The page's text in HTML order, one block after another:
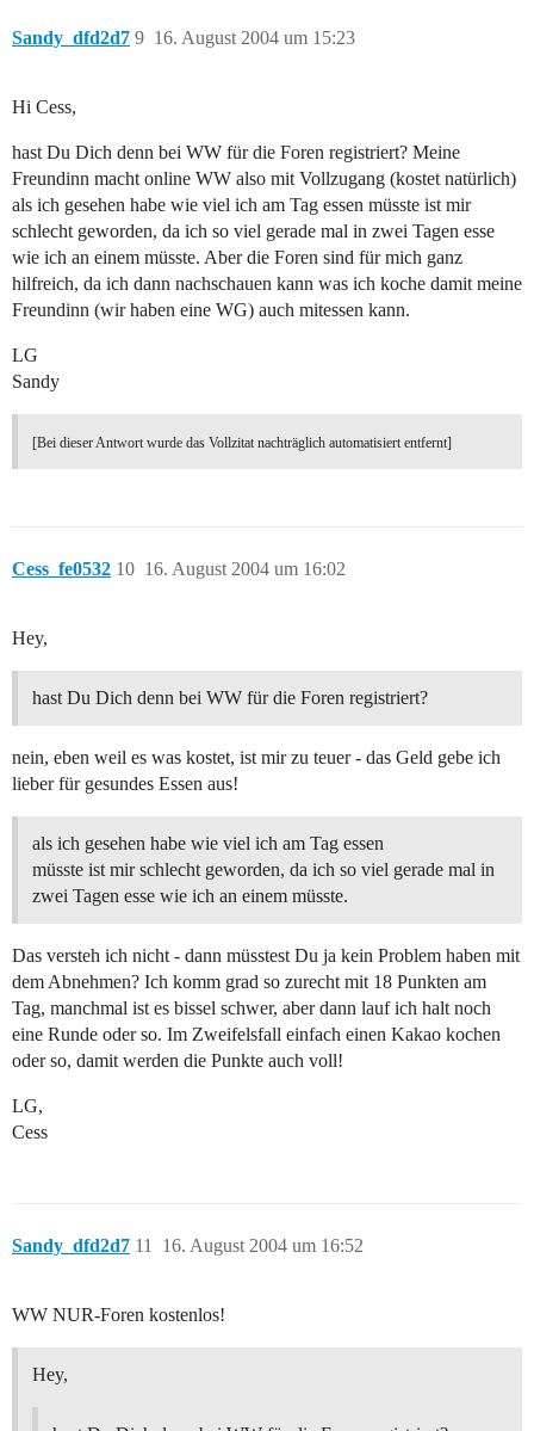
Sandy_dfd2d7 16. August 2004 um 15:23
9
Hi Cess,
hast Du Dich denn bei WW für die Foren registriert? Meine
Freundinn macht online WW also mit Vollzugang (kostet natürlich)
als ich gesehen habe wie viel ich am Tag essen müsste ist mir
schlecht geworden, da ich so viel gerade mal in zwei Tagen esse
wie ich an einem müsste. Aber die Foren sind für mich ganz
hilfreich, da ich dann nachschauen kann was ich koche damit meine
Freundinn (wir haben eine WG) auch mitessen kann.
LG
Sandy
[Bei dieser Antwort wurde das Vollzitat nachträglich automatisiert entfernt]
Cess_fe0532 16. August 2004 um 16:02
10
Hey,
hast Du Dich denn bei WW für die Foren registriert?
nein, eben weil es was kostet, ist mir zu teuer - das Geld gebe ich
lieber für gesundes Essen aus!
als ich gesehen habe wie viel ich am Tag essen
müsste ist mir schlecht geworden, da ich so viel gerade mal in
zwei Tagen esse wie ich an einem müsste.
Das versteh ich nicht - dann müsstest Du ja kein Problem haben mit
dem Abnehmen? Ich komm grad so zurecht mit 18 Punkten am
Tag, manchmal ist es bissel schwer, aber dann lauf ich halt noch
eine Runde oder so. Im Zweifelsfall einfach einen Kakao kochen
oder so, damit werden die Punkte auch voll!
LG,
Cess
Sandy_dfd2d7 16. August 2004 um 16:52
11
WW NUR-Foren kostenlos!
Hey,